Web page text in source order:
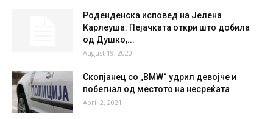
Роденденска исповед на Јелена
Карлеуша: Пејачката откри што добила
од Душко,...
August 19, 2020
Скопјанец со „BMW“ удрил девојче и
побегнал од местото на несреќата
April 2, 2021